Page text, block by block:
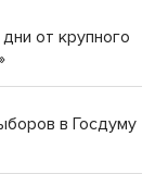
врачей
в топ-16
от крупного
в Госдуму